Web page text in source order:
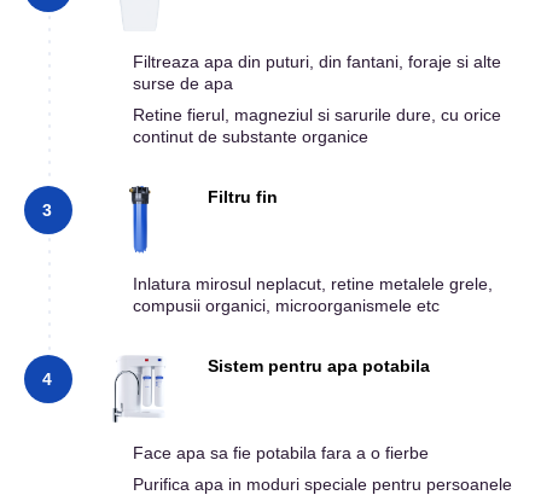
Filtreaza apa din puturi, din fantani, foraje si alte
surse de apa
Retine fierul, magneziul si sarurile dure, cu orice
continut de substante organice
3
Filtru fin
Inlatura mirosul neplacut, retine metalele grele,
compusii organici, microorganismele etc
4
Sistem pentru apa potabila
Face apa sa fie potabila fara a o fierbe
Purifica apa in moduri speciale pentru persoanele